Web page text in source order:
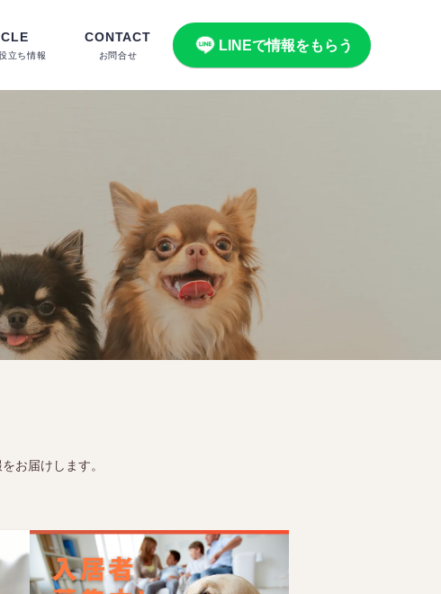
立ち情報
CONTACT
お問合せ
LINEで情報をもらう
お届けします。